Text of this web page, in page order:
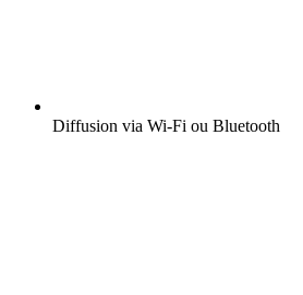
Diffusion via Wi-Fi ou Bluetooth